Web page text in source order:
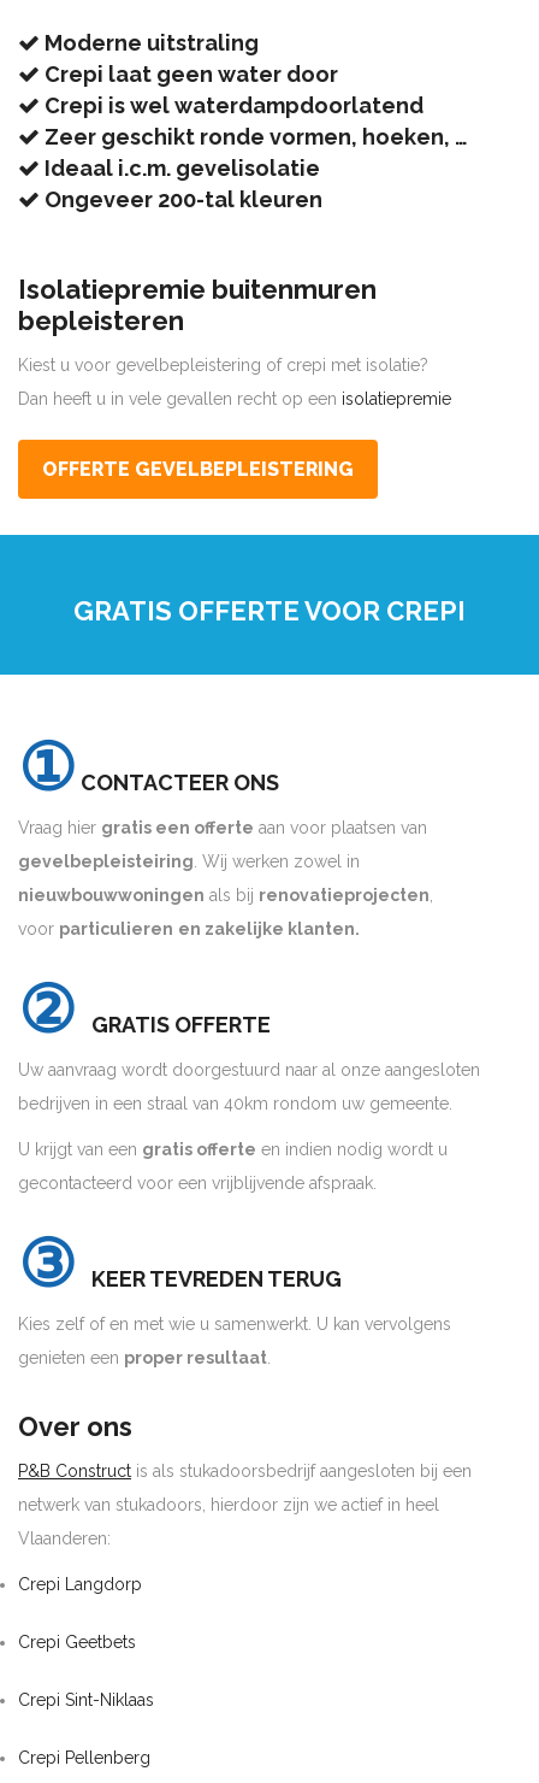
Moderne uitstraling
Crepi laat geen water door
Crepi is wel waterdampdoorlatend
Zeer geschikt ronde vormen, hoeken, …
Ideaal i.c.m. gevelisolatie
Ongeveer 200-tal kleuren
Isolatiepremie buitenmuren
bepleisteren
Kiest u voor gevelbepleistering of crepi met isolatie?
Dan heeft u in vele gevallen recht op een isolatiepremie
OFFERTE GEVELBEPLEISTERING
GRATIS OFFERTE VOOR CREPI
① CONTACTEER ONS
Vraag hier gratis een offerte aan voor plaatsen van
gevelbepleisteiring. Wij werken zowel in
nieuwbouwwoningen als bij renovatieprojecten,
voor particulieren en zakelijke klanten.
② GRATIS OFFERTE
Uw aanvraag wordt doorgestuurd naar al onze aangesloten
bedrijven in een straal van 40km rondom uw gemeente.
U krijgt van een gratis offerte en indien nodig wordt u
gecontacteerd voor een vrijblijvende afspraak.
③ KEER TEVREDEN TERUG
Kies zelf of en met wie u samenwerkt. U kan vervolgens
genieten een proper resultaat.
Over ons
P&B Construct is als stukadoorsbedrijf aangesloten bij een
netwerk van stukadoors, hierdoor zijn we actief in heel
Vlaanderen:
Crepi Langdorp
Crepi Geetbets
Crepi Sint-Niklaas
Crepi Pellenberg